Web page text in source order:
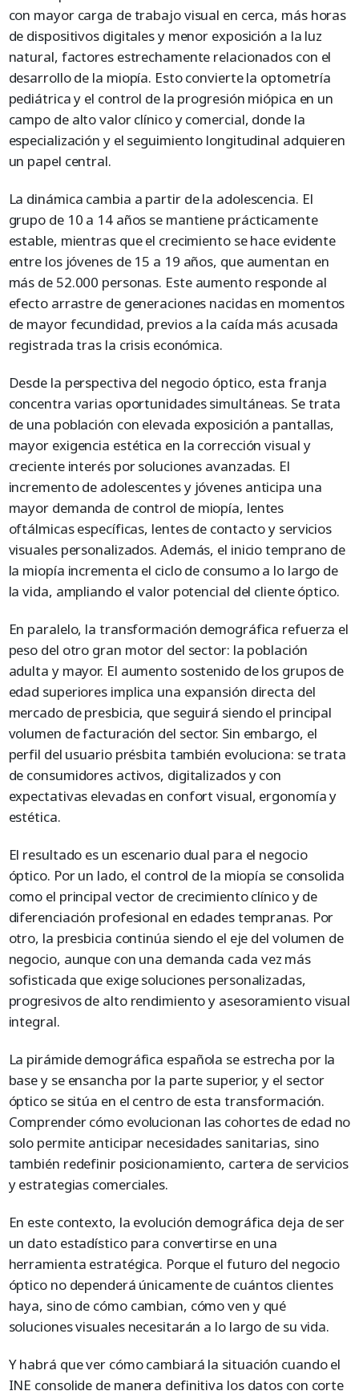
con mayor carga de trabajo visual en cerca, más horas
de dispositivos digitales y menor exposición a la luz
natural, factores estrechamente relacionados con el
desarrollo de la miopía. Esto convierte la optometría
pediátrica y el control de la progresión miópica en un
campo de alto valor clínico y comercial, donde la
especialización y el seguimiento longitudinal adquieren
un papel central.
La dinámica cambia a partir de la adolescencia. El
grupo de 10 a 14 años se mantiene prácticamente
estable, mientras que el crecimiento se hace evidente
entre los jóvenes de 15 a 19 años, que aumentan en
más de 52.000 personas. Este aumento responde al
efecto arrastre de generaciones nacidas en momentos
de mayor fecundidad, previos a la caída más acusada
registrada tras la crisis económica.
Desde la perspectiva del negocio óptico, esta franja
concentra varias oportunidades simultáneas. Se trata
de una población con elevada exposición a pantallas,
mayor exigencia estética en la corrección visual y
creciente interés por soluciones avanzadas. El
incremento de adolescentes y jóvenes anticipa una
mayor demanda de control de miopía, lentes
oftálmicas específicas, lentes de contacto y servicios
visuales personalizados. Además, el inicio temprano de
la miopía incrementa el ciclo de consumo a lo largo de
la vida, ampliando el valor potencial del cliente óptico.
En paralelo, la transformación demográfica refuerza el
peso del otro gran motor del sector: la población
adulta y mayor. El aumento sostenido de los grupos de
edad superiores implica una expansión directa del
mercado de presbicia, que seguirá siendo el principal
volumen de facturación del sector. Sin embargo, el
perfil del usuario présbita también evoluciona: se trata
de consumidores activos, digitalizados y con
expectativas elevadas en confort visual, ergonomía y
estética.
El resultado es un escenario dual para el negocio
óptico. Por un lado, el control de la miopía se consolida
como el principal vector de crecimiento clínico y de
diferenciación profesional en edades tempranas. Por
otro, la presbicia continúa siendo el eje del volumen de
negocio, aunque con una demanda cada vez más
sofisticada que exige soluciones personalizadas,
progresivos de alto rendimiento y asesoramiento visual
integral.
La pirámide demográfica española se estrecha por la
base y se ensancha por la parte superior, y el sector
óptico se sitúa en el centro de esta transformación.
Comprender cómo evolucionan las cohortes de edad no
solo permite anticipar necesidades sanitarias, sino
también redefinir posicionamiento, cartera de servicios
y estrategias comerciales.
En este contexto, la evolución demográfica deja de ser
un dato estadístico para convertirse en una
herramienta estratégica. Porque el futuro del negocio
óptico no dependerá únicamente de cuántos clientes
haya, sino de cómo cambian, cómo ven y qué
soluciones visuales necesitarán a lo largo de su vida.
Y habrá que ver cómo cambiará la situación cuando el
INE consolide de manera definitiva los datos con corte